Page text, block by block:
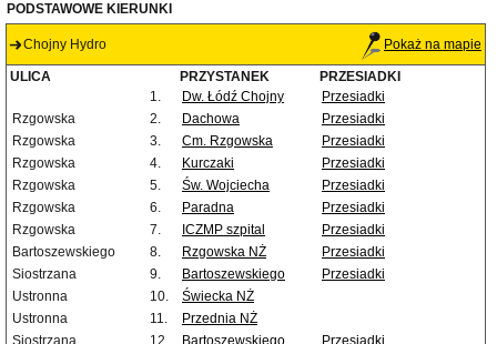
PODSTAWOWE KIERUNKI
Chojny Hydro Pokaż na mapie
ULICA PRZYSTANEK
PRZESIADKI
1.
Dw. Łódź Chojny
Przesiadki
Rzgowska
2. Dachowa
Przesiadki
Rzgowska
3. Cm. Rzgowska
Przesiadki
Rzgowska
4. Kurczaki
Przesiadki
Rzgowska
5. Św. Wojciecha
Przesiadki
Rzgowska
6. Paradna
Przesiadki
Rzgowska
7. ICZMP szpital
Przesiadki
Bartoszewskiego
8. Rzgowska NŻ
Przesiadki
Siostrzana
9. Bartoszewskiego
Przesiadki
Ustronna
10.
Świecka NŻ
Ustronna
11.
Przednia NŻ
Siostrzana
12. Bartoszewskiego Przesiadki